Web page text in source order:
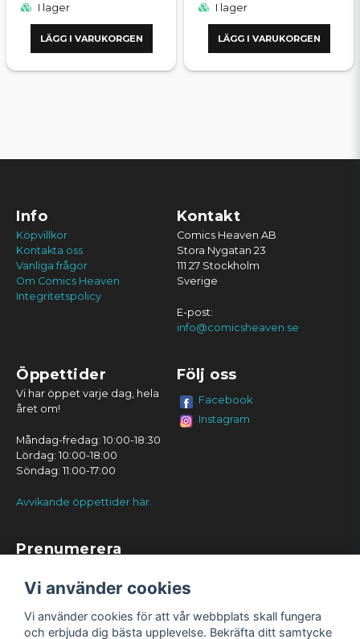
I lager
LÄGG I VARUKORGEN
I lager
LÄGG I VARUKORGEN
Info
Köpvillkor
Kontakta oss
Vanliga frågor
Om Comics Heaven
Integritetspolicy
Kontakt
Comics Heaven AB
Stora Nygatan 23
111 27 Stockholm
Sverige
E-post:
info@comicsheaven.se
Öppettider
Vi har öppet varje dag, hela
året om!
Måndag-fredag: 10:00-18:30
Lördag: 10:00-18:00
Söndag: 11:00-17:00
Avvikande öppettider här.
Följ oss
Facebook
Instagram
Prenumerera
Vi använder cookies
Vi använder cookies för att vår webbplats skall fungera
och erbjuda dig bästa upplevelse. Bekräfta ditt samtycke